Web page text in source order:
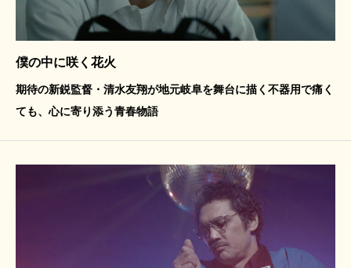
僕の中に咲く花火
期待の新鋭監督・清水友翔が地元岐阜を舞台に描く不器用で痛く
ても、心に寄り添う青春物語